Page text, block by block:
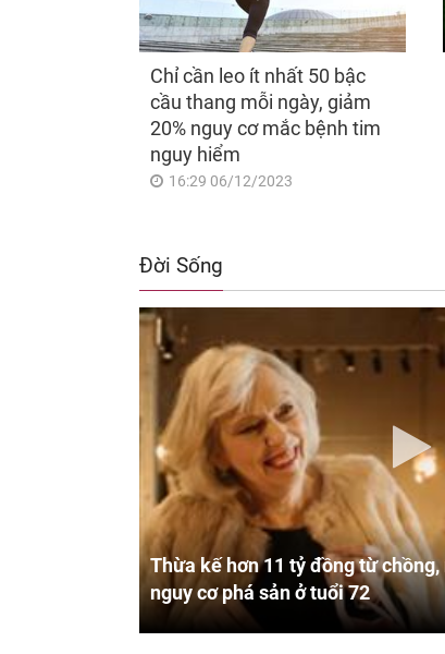
Chỉ cần leo ít nhất 50 bậc
cầu thang mỗi ngày, giảm
20% nguy cơ mắc bệnh tim
nguy hiểm
16:29 06/12/2023
Đời Sống
Thừa kế hơn 11 tỷ đồng từ
nguy cơ phá sản ở tuổi 72